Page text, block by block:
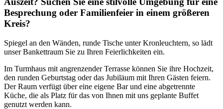
Besprechung oder Familienfeier in einem größeren
Kreis?
Spiegel an den Wänden, runde Tische unter Kronleuchtern, so lädt
unser Bankettraum Sie zu Ihren Feierlichkeiten ein.
Im Turmhaus mit angrenzender Terrasse können Sie ihre Hochzeit,
den runden Geburtstag oder das Jubiläum mit Ihren Gästen feiern.
Der Raum verfügt über eine eigene Bar und eine abgetrennte
Küche, die als Platz für das von Ihnen mit uns geplante Buffet
genutzt werden kann.